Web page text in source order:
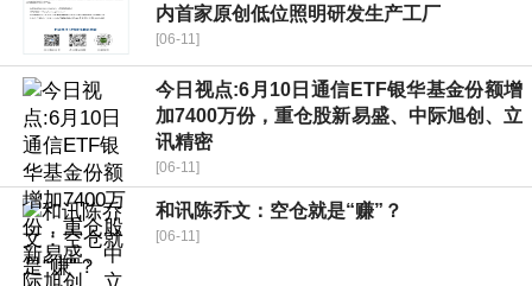
内首家原创低位照明研发生产工厂
[06-11]
今日视点:6月10日通信ETF银华基金份额增
加7400万份，重仓股新易盛、中际旭创、立
讯精密
[06-11]
和讯陈乔文：空仓就是“赚”？
[06-11]